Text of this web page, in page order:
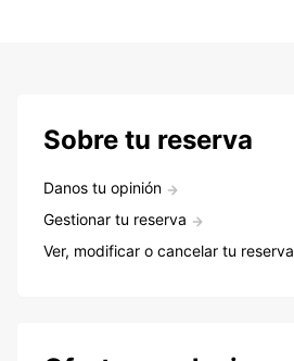
Sobre tu reserva
Danos tu opinión
Gestionar tu reserva
Ver, modificar o cancelar tu reserva